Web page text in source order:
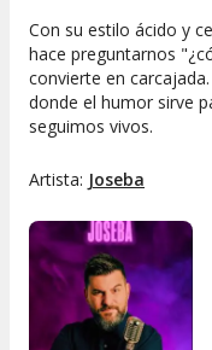
Con su estilo ácido y
hace preguntarnos "
convierte en
donde el humor sirve
seguimos vivos.
Artista: Joseba